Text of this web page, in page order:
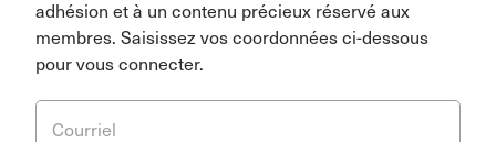
adhésion et à un contenu précieux réservé aux
membres. Saisissez vos coordonnées ci-dessous
pour vous connecter.
Courriel